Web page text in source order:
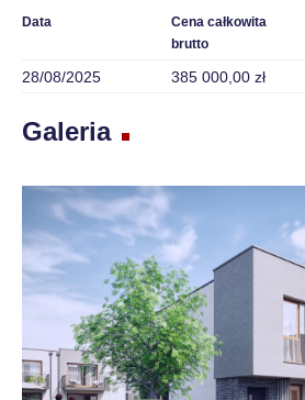
Data
Cena całkowita
brutto
28/08/2025 385 000,00 zł
Galeria